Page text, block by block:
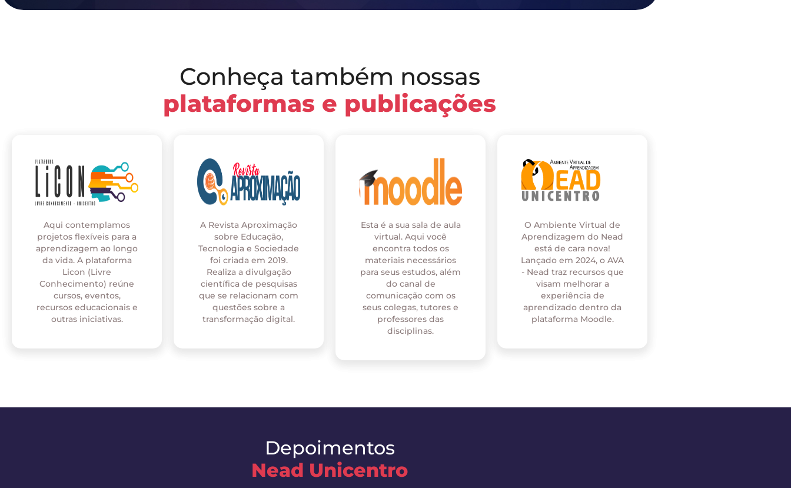
Conheça também nossas
plataformas e publicações
Aqui contemplamos
projetos flexíveis para a
aprendizagem ao longo
da vida. A plataforma
Licon (Livre
Conhecimento) reúne
cursos, eventos,
recursos educacionais e
outras iniciativas.
A Revista Aproximação
sobre Educação,
Tecnologia e Sociedade
foi criada em 2019.
Realiza a divulgação
científica de pesquisas
que se relacionam com
questões sobre a
transformação digital.
Esta é a sua sala de aula
virtual. Aqui você
encontra todos os
materiais necessários
para seus estudos, além
do canal de
comunicação com os
seus colegas, tutores e
professores das
disciplinas.
O Ambiente Virtual de
Aprendizagem do Nead
está de cara nova!
Lançado em 2024, o AVA
- Nead traz recursos que
visam melhorar a
experiência de
aprendizado dentro da
plataforma Moodle.
Depoimentos
Nead Unicentro